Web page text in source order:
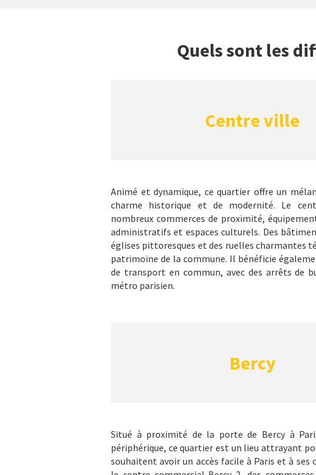
Quels sont les
Centre ville
Animé et dynamique, ce quartier offre un
charme historique et de modernité. Le
nombreux commerces de proximité,
administratifs et espaces culturels. Des
églises pittoresques et des ruelles charmantes
patrimoine de la commune. Il bénéficie
de transport en commun, avec des arrêts de
métro parisien.
Bercy
Situé à proximité de la porte de Bercy à
périphérique, ce quartier est un lieu attrayant
souhaitent avoir un accès facile à Paris et à ses